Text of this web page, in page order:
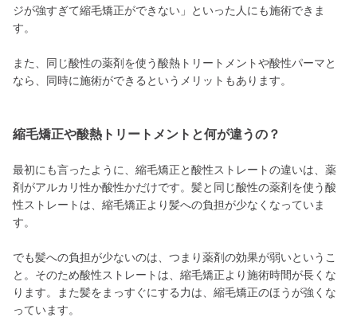
ジが強すぎて縮毛矯正ができない」といった人にも施術できま
す。
また、同じ酸性の薬剤を使う酸熱トリートメントや酸性パーマと
なら、同時に施術ができるというメリットもあります。
縮毛矯正や酸熱トリートメントと何が違うの？
最初にも言ったように、縮毛矯正と酸性ストレートの違いは、薬
剤がアルカリ性か酸性かだけです。髪と同じ酸性の薬剤を使う酸
性ストレートは、縮毛矯正より髪への負担が少なくなっていま
す。
でも髪への負担が少ないのは、つまり薬剤の効果が弱いというこ
と。そのため酸性ストレートは、縮毛矯正より施術時間が長くな
ります。また髪をまっすぐにする力は、縮毛矯正のほうが強くな
っています。